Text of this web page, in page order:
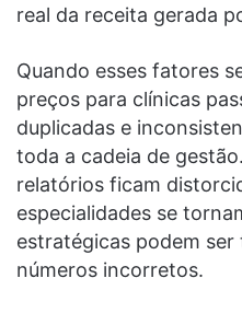
real da receita gerada
Quando esses fatores
preços para clínicas
duplicadas e
toda a cadeia de
relatórios ficam
especialidades se
estratégicas podem
números incorretos.